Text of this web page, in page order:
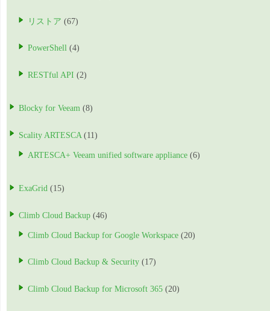
リストア (67)
PowerShell (4)
RESTful API (2)
Blocky for Veeam (8)
Scality ARTESCA (11)
ARTESCA+ Veeam unified software appliance (6)
ExaGrid (15)
Climb Cloud Backup (46)
Climb Cloud Backup for Google Workspace (20)
Climb Cloud Backup & Security (17)
Climb Cloud Backup for Microsoft 365 (20)